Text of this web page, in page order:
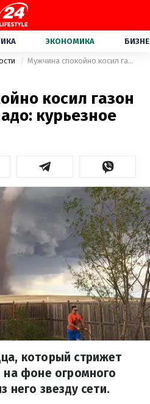
ЭКОНОМИКА
Мужчина спокойно косил газон во время торнадо: курьезное фото
косил газон
курьезное
который стрижет
на фоне огромного
него звезду сети.